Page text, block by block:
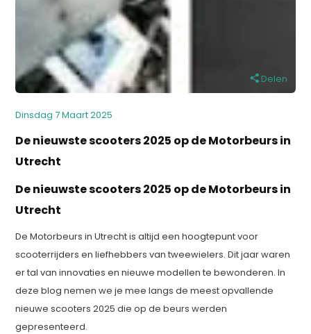
Delen
Dinsdag 7 Maart 2025
De nieuwste scooters 2025 op de Motorbeurs in
Utrecht
De nieuwste scooters 2025 op de Motorbeurs in
Utrecht
De Motorbeurs in Utrecht is altijd een hoogtepunt voor
scooterrijders en liefhebbers van tweewielers. Dit jaar waren
er tal van innovaties en nieuwe modellen te bewonderen. In
deze blog nemen we je mee langs de meest opvallende
nieuwe scooters 2025 die op de beurs werden
gepresenteerd.